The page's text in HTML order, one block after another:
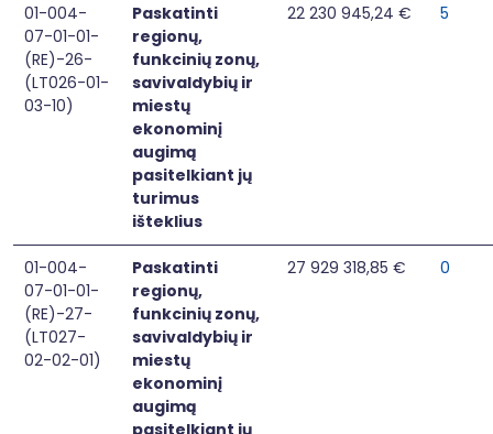
01-004-
07-01-01-
(RE)-26-
(LT026-01-
03-10)
Paskatinti
regionų,
funkcinių zonų,
savivaldybių ir
miestų
ekonominį
augimą
pasitelkiant jų
turimus
išteklius
22 230 945,24 € 5
01-004-
07-01-01-
(RE)-27-
(LT027-
02-02-01)
Paskatinti
regionų,
funkcinių zonų,
savivaldybių ir
miestų
ekonominį
augimą
pasitelkiant jų
27 929 318,85 € 0